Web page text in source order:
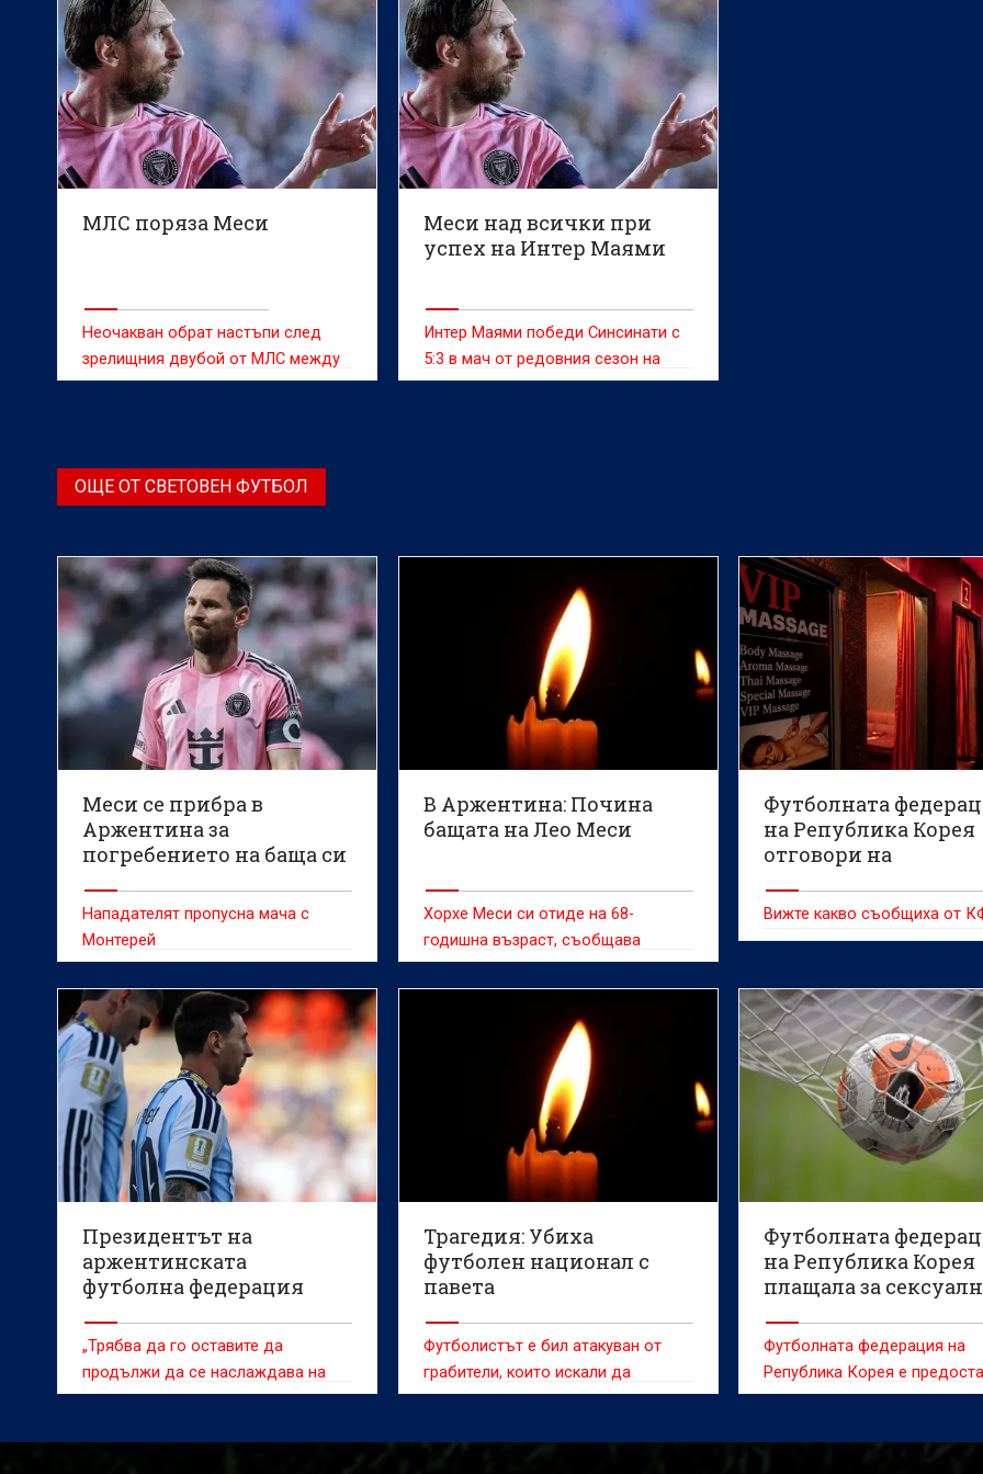
МЛС поряза Меси
Неочакван обрат настъпи след
зрелищния двубой от МЛС между
Синсинати и Интер Маями (3:5),
Мейджър лийг сокър.
Меси над всички при
успех на Интер Маями
Интер Маями победи Синсинати с
5:3 в мач от редовния сезон на
Мейджър Лийг Сокър. Звездата на
ОЩЕ ОТ СВЕТОВЕН ФУТБОЛ
Меси се прибра в
Аржентина за
погребението на баща си
Нападателят пропусна мача с
Монтерей
В Аржентина: Почина
бащата на Лео Меси
Хорхе Меси си отиде на 68-
годишна възраст, съобщава
вестник "Infobae"
Футболната
на Република Корея
отговори на
плащала за
забавления на съдии
Вижте какво съобщиха от
Президентът на
аржентинската
футболна федерация
„Трябва да го оставите да
продължи да се наслаждава на
футбола и след това ще вземе
Трагедия: Убиха
футболен национал с
павета
Футболистът е бил атакуван от
грабители, които искали да
задигнат смартфона му
Футболната
на Република Корея
плащала за
Футболната федерация на
Република Корея е
сексуални забавления на
2012 г., съобщи